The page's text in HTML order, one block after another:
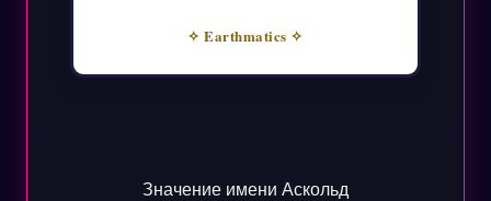
✧ Earthmatics ✧
Значение имени Аскольд